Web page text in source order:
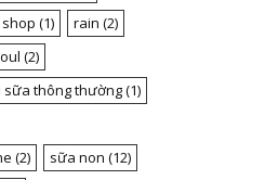
(1) rain (2)
(2)
sữa thông thường(1)
(2) sữa non (12)